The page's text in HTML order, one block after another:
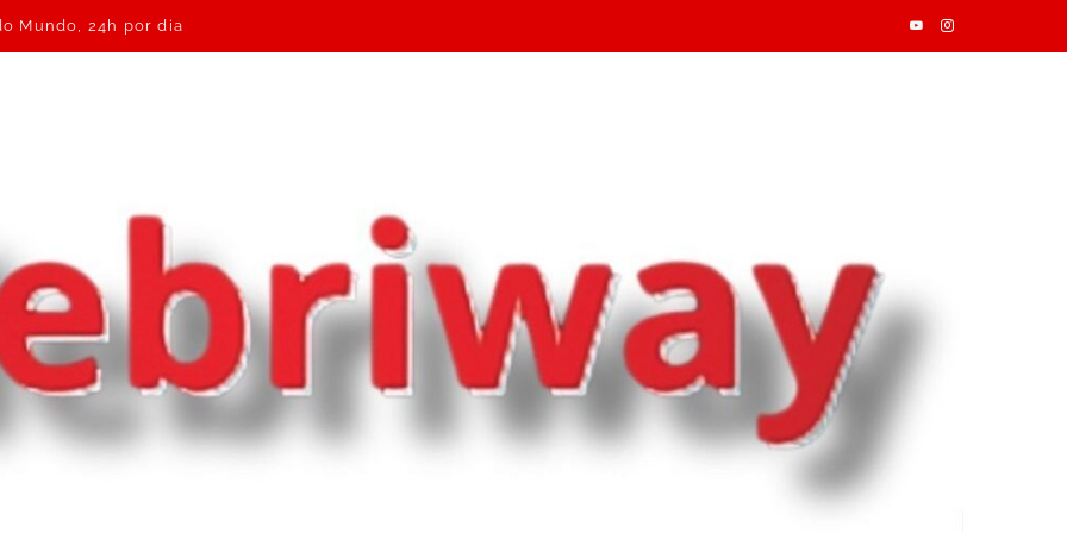
Mundo, 24h por dia